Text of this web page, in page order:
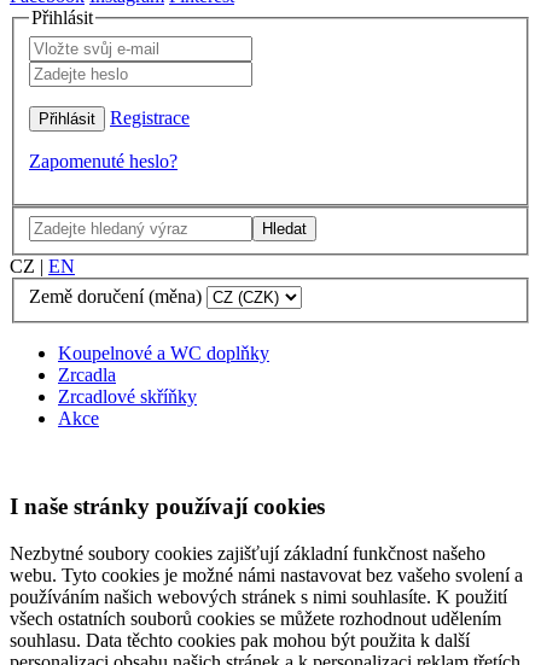
Přihlásit
Registrace
Zapomenuté heslo?
Hledat
CZ | EN
Země doručení (měna)
Koupelnové a WC doplňky
Zrcadla
Zrcadlové skříňky
Akce
I naše stránky používají cookies
Nezbytné soubory cookies zajišťují základní funkčnost našeho
webu. Tyto cookies je možné námi nastavovat bez vašeho svolení a
používáním našich webových stránek s nimi souhlasíte. K použití
všech ostatních souborů cookies se můžete rozhodnout udělením
souhlasu. Data těchto cookies pak mohou být použita k další